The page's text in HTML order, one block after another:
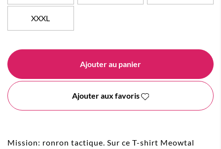
XXXL
Ajouter au panier
Ajouter aux favoris
Mission: ronron tactique. Sur ce T-shirt Meowtal